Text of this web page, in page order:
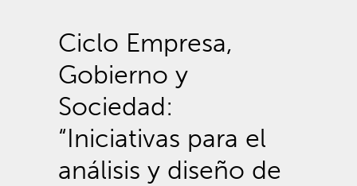
Ciclo Empresa,
Gobierno y
Sociedad:
“Iniciativas para el
análisis y diseño de